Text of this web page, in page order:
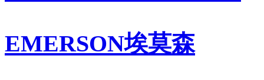
EMERSON埃莫森